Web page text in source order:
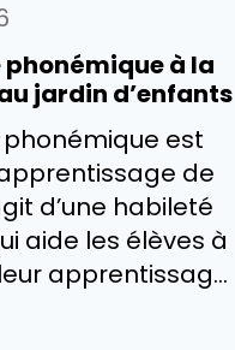
et Résolution de
Avec la
et du
(2026), le
à la
jardin d’enfants
est
de
d’une habileté
aide les élèves à
apprentissage
capacité de